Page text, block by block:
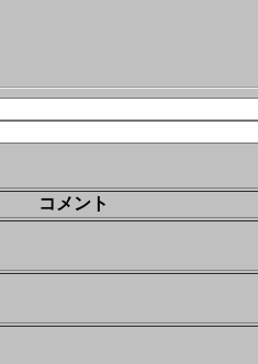
コメント